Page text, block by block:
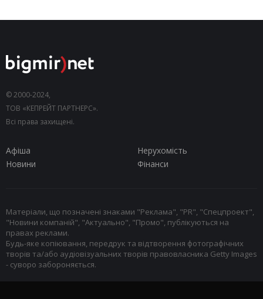
© 2000-2024,
ТОВ «КЕПРЕЙТ ПАРТНЕРС».
Всі права захищені.
Афіша
Нерухомість
Новини
Фінанси
Матеріали, що позначені знаками "Реклама", "PR", "Спецпроект",
"Новини компаній", "Актуально", "Промо", публікуються на
правах реклами.
Будь-яке копіювання, передрук та відтворення фотографічних
творів та/або аудіовізуальних творів правовласника Getty Images
- суворо забороняється.